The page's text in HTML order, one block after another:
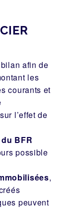
afin de
les
courants et
l’effet de
BFR
possible
,
peuvent